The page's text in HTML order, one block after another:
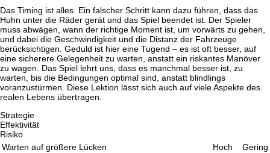
Das Timing ist alles. Ein falscher Schritt kann dazu führen, dass das
Huhn unter die Räder gerät und das Spiel beendet ist. Der Spieler
muss abwägen, wann der richtige Moment ist, um vorwärts zu gehen,
und dabei die Geschwindigkeit und die Distanz der Fahrzeuge
berücksichtigen. Geduld ist hier eine Tugend – es ist oft besser, auf
eine sicherere Gelegenheit zu warten, anstatt ein riskantes Manöver
zu wagen. Das Spiel lehrt uns, dass es manchmal besser ist, zu
warten, bis die Bedingungen optimal sind, anstatt blindlings
voranzustürmen. Diese Lektion lässt sich auch auf viele Aspekte des
realen Lebens übertragen.
Strategie
Effektivität
Risiko
Warten auf größere Lücken
Hoch
Gering